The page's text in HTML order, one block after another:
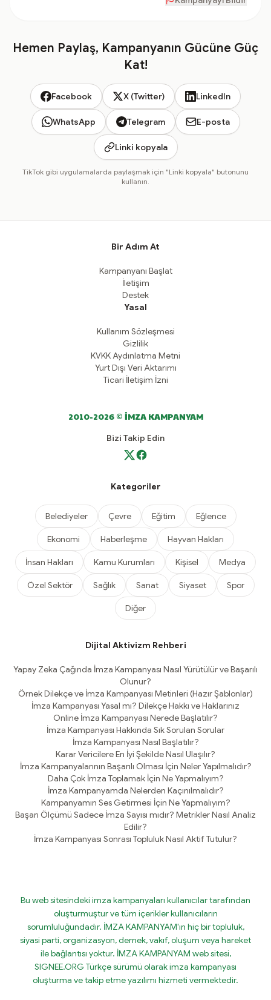
Hemen Paylaş, Kampanyanın Gücüne Güç
Kat!
Facebook X (Twitter) LinkedIn
WhatsApp Telegram E-posta
Linki kopyala
TikTok gibi uygulamalarda paylaşmak için "Linki kopyala" butonunu
kullanın.
Bir Adım At
Kampanyanı Başlat
İletişim
Destek
Yasal
Kullanım Sözleşmesi
Gizlilik
KVKK Aydınlatma Metni
Yurt Dışı Veri Aktarımı
Ticari İletişim İzni
2010-2026 © İMZA KAMPANYAM
Bizi Takip Edin
Kategoriler
Belediyeler Çevre Eğitim Eğlence
Ekonomi Haberleşme Hayvan Hakları
İnsan Hakları Kamu Kurumları Kişisel Medya
Özel Sektör Sağlık Sanat Siyaset Spor
Diğer
Dijital Aktivizm Rehberi
Yapay Zeka Çağında İmza Kampanyası Nasıl Yürütülür ve Başarılı
Olunur?
Örnek Dilekçe ve İmza Kampanyası Metinleri (Hazır Şablonlar)
İmza Kampanyası Yasal mı? Dilekçe Hakkı ve Haklarınız
Online İmza Kampanyası Nerede Başlatılır?
İmza Kampanyası Hakkında Sık Sorulan Sorular
İmza Kampanyası Nasıl Başlatılır?
Karar Vericilere En İyi Şekilde Nasıl Ulaşılır?
İmza Kampanyalarının Başarılı Olması İçin Neler Yapılmalıdır?
Daha Çok İmza Toplamak İçin Ne Yapmalıyım?
İmza Kampanyamda Nelerden Kaçınılmalıdır?
Kampanyamın Ses Getirmesi İçin Ne Yapmalıyım?
Başarı Ölçümü Sadece İmza Sayısı mıdır? Metrikler Nasıl Analiz
Edilir?
İmza Kampanyası Sonrası Topluluk Nasıl Aktif Tutulur?
Bu web sitesindeki imza kampanyaları kullanıcılar tarafından
oluşturmuştur ve tüm içerikler kullanıcıların
sorumluluğundadır. İMZA KAMPANYAM'ın hiç bir topluluk,
siyasi parti, organizasyon, dernek, vakıf, oluşum veya hareket
ile bağlantısı yoktur. İMZA KAMPANYAM web sitesi,
SIGNEE.ORG Türkçe sürümü olarak imza kampanyası
oluşturma ve takip etme yazılımı hizmeti vermektedir.